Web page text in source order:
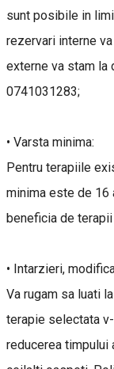
sunt posibile in
rezervari interne
externe va stam la
0741031283;
• Varsta minima:
Pentru terapiile
minima este de 16
beneficia de
• Intarzieri,
Va rugam sa luati
terapie selectata
reducerea timpului